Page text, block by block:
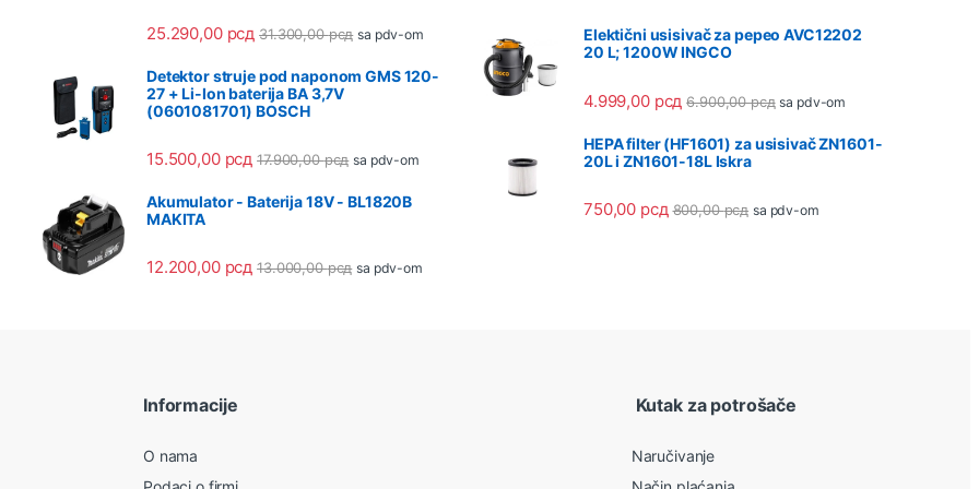
25.290,00 рсд 31.300,00рсд sa pdv-om
Detektor struje pod naponom GMS 120-
27 + Li-Ion baterija BA 3,7V
(0601081701) BOSCH
15.500,00 рсд 17.900,00рсд sa pdv-om
Akumulator - Baterija 18V - BL1820B
MAKITA
12.200,00 рсд 13.000,00рсд sa pdv-om
Elektični usisivač za pepeo AVC12202
20 L; 1200W INGCO
4.999,00 рсд 6.900,00рсд sa pdv-om
HEPA filter (HF1601) za usisivač ZN1601-
20L i ZN1601-18L Iskra
750,00 рсд 800,00рсд sa pdv-om
Informacije
O nama
Kutak za potrošače
Naručivanje